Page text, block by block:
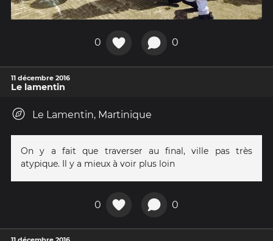
0 0
11 décembre 2016
Le lamentin
Le Lamentin, Martinique
On y a fait que traverser au final, ville pas très
atypique. Il y a mieux à voir plus loin
0 0